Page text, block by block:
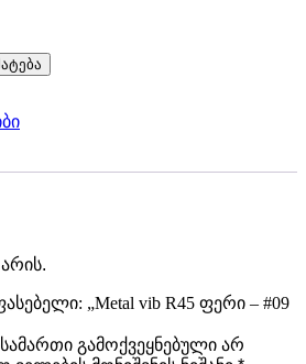
„Metal vib R45 ფერი – #09
გამოქვეყნებული არ